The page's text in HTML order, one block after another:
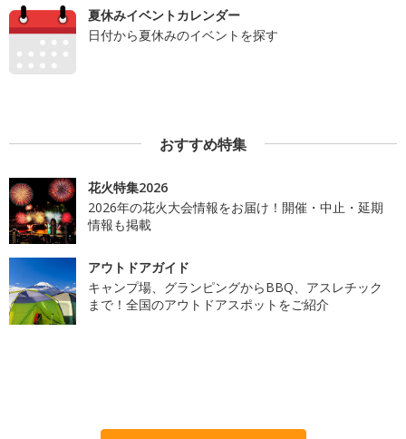
夏休みイベントカレンダー
日付から夏休みのイベントを探す
おすすめ特集
花火特集2026
2026年の花火大会情報をお届け！開催・中止・延期
情報も掲載
アウトドアガイド
キャンプ場、グランピングからBBQ、アスレチック
まで！全国のアウトドアスポットをご紹介